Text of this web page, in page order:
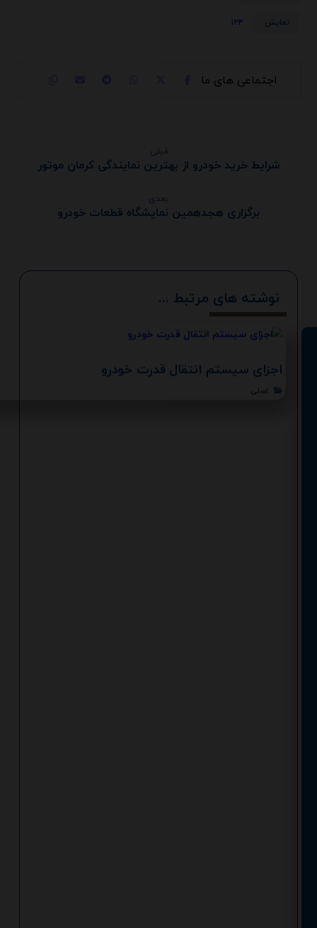
نمایش ۱۲۴
قبلی
شرایط خرید خودرو از بهترین نمایندگی کرمان موتور
بعدی
برگزاری هجدهمین نمایشگاه قطعات خودرو
‫نوشته های مرتبط ...
اجزای سیستم انتقال قدرت خودرو
اصلی